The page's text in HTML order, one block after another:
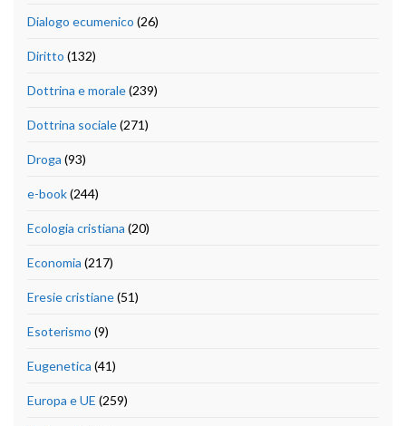
Dialogo ecumenico (26)
Diritto (132)
Dottrina e morale(239)
Dottrina sociale(271)
Droga (93)
e-book(244)
Ecologia cristiana (20)
Economia (217)
Eresie cristiane(51)
Esoterismo (9)
Eugenetica (41)
Europa e UE (259)